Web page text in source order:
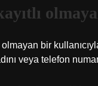
olmayan bir
veya telefon